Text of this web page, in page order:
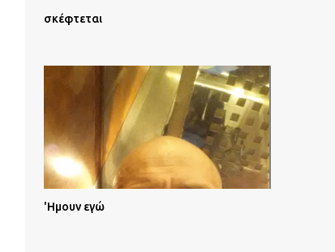
σκέφτεται
'Ημουν εγώ